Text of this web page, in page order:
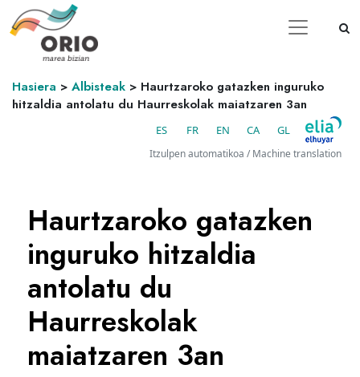
Hasiera > Albisteak > Haurtzaroko gatazken inguruko
hitzaldia antolatu du Haurreskolak maiatzaren 3an
ES FR EN CA GL
Itzulpen automatikoa / Machine translation
Haurtzaroko gatazken
inguruko hitzaldia
antolatu du
Haurreskolak
maiatzaren 3an